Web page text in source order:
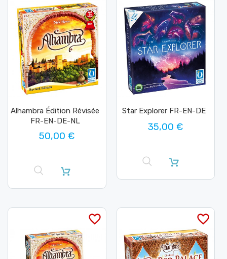
Alhambra Édition Révisée
FR-EN-DE-NL
50,00 €
Star Explorer FR-EN-DE
35,00 €
favorite_border favorite_border